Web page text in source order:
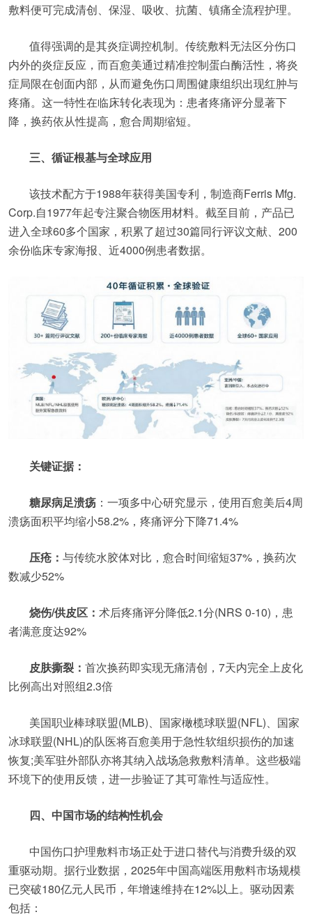
敷料便可完成清创、保湿、吸收、抗菌、镇痛全流程护理。
值得强调的是其炎症调控机制。传统敷料无法区分伤口
内外的炎症反应，而百愈美通过精准控制蛋白酶活性，将炎
症局限在创面内部，从而避免伤口周围健康组织出现红肿与
疼痛。这一特性在临床转化表现为：患者疼痛评分显著下
降，换药依从性提高，愈合周期缩短。
三、循证根基与全球应用
该技术配方于1988年获得美国专利，制造商Ferris Mfg.
Corp.自1977年起专注聚合物医用材料。截至目前，产品已
进入全球60多个国家，积累了超过30篇同行评议文献、200
余份临床专家海报、近4000例患者数据。
关键证据：
糖尿病足溃疡 ：一项多中心研究显示，使用百愈美后4周
溃疡面积平均缩小58.2%，疼痛评分下降71.4%
压疮： 与传统水胶体对比，愈合时间缩短37%，换药次
数减少52%
烧伤/供皮区： 术后疼痛评分降低2.1分(NRS 0-10)，患
者满意度达92%
皮肤撕裂： 首次换药即实现无痛清创，7天内完全上皮化
比例高出对照组2.3倍
美国职业棒球联盟(MLB)、国家橄榄球联盟(NFL)、国家
冰球联盟(NHL)的队医将百愈美用于急性软组织损伤的加速
恢复;美军驻外部队亦将其纳入战场急救敷料清单。这些极端
环境下的使用反馈，进一步验证了其可靠性与适应性。
四、中国市场的结构性机会
中国伤口护理敷料市场正处于进口替代与消费升级的双
重驱动期。据行业数据，2025年中国高端医用敷料市场规模
已突破180亿元人民币，年增速维持在12%以上。驱动因素
包括：